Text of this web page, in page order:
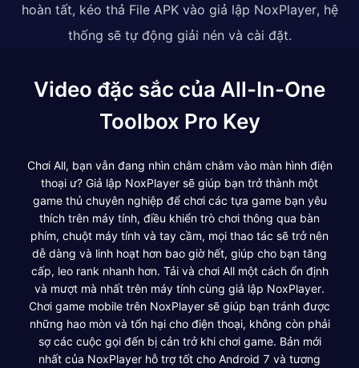
hoàn tất, kéo thả File APK vào giả lập NoxPlayer, hệ
thống sẽ tự động giải nén và cài đặt.
Video đặc sắc của All-In-One
Toolbox Pro Key
Chơi All, bạn vẫn đang nhìn chằm chằm vào màn hình điện
thoại ư? Giả lập NoxPlayer sẽ giúp bạn trở thành một
game thủ chuyên nghiệp để chơi các tựa game bạn yêu
thích trên máy tính, điều khiển trò chơi thông qua bàn
phím, chuột máy tính và tay cầm, mọi thao tác sẽ trở nên
dễ dàng và linh hoạt hơn bao giờ hết, giúp cho bạn tăng
cấp, leo rank nhanh hơn. Tải và chơi All một cách ổn định
và mượt mà nhất trên máy tính cùng giả lập NoxPlayer.
Chơi game mobile trên NoxPlayer sẽ giúp bạn tránh được
những hao mòn và tổn hại cho điện thoại, không còn phải
sợ các cuộc gọi đến bị cản trở khi chơi game. Bản mới
nhất của NoxPlayer hỗ trợ tốt cho Android 7 và tương